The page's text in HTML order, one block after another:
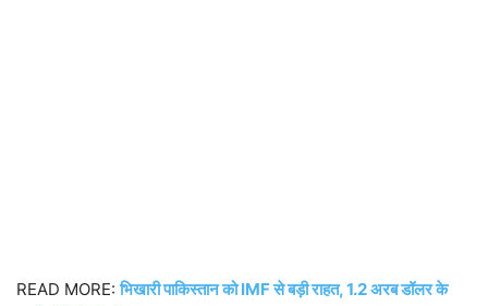
READ MORE:भिखारी पाकिस्तान को IMF से बड़ी राहत, 1.2 अरब डॉलर के